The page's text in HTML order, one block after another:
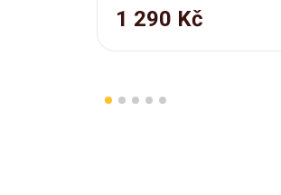
1 290 Kč